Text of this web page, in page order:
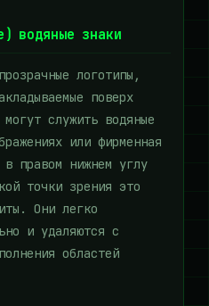
водяные знаки
логотипы,
поверх
служить водяные
или фирменная
в правом нижнем углу
точки зрения это
Они легко
и удаляются с
областей